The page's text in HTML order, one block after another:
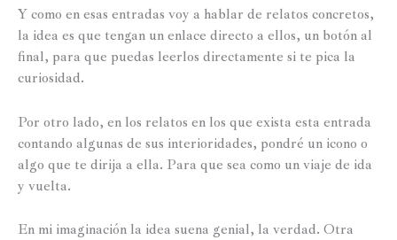
Y como en esas entradas voy a hablar de relatos concretos,
la idea es que tengan un enlace directo a ellos, un botón al
final, para que puedas leerlos directamente si te pica la
curiosidad.
Por otro lado, en los relatos en los que exista esta entrada
contando algunas de sus interioridades, pondré un icono o
algo que te dirija a ella. Para que sea como un viaje de ida
y vuelta.
En mi imaginación la idea suena genial, la verdad. Otra